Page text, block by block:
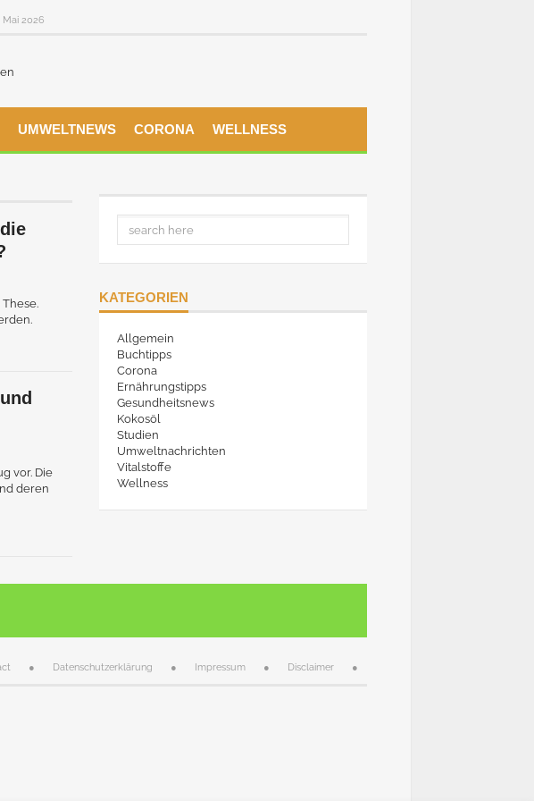
Mai 2026
UMWELTNEWS CORONA WELLNESS
vor. Die
deren
KATEGORIEN
Allgemein
Buchtipps
Corona
Ernährungstipps
Gesundheitsnews
Kokosöl
Studien
Umweltnachrichten
Vitalstoffe
Wellness
Datenschutzerklärung Impressum Disclaimer